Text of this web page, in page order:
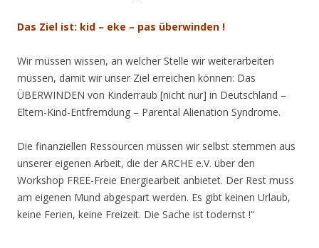
Das Ziel ist: kid – eke – pas überwinden !
Wir müssen wissen, an welcher Stelle wir weiterarbeiten
müssen, damit wir unser Ziel erreichen können: Das
ÜBERWINDEN von Kinderraub [nicht nur] in Deutschland –
Eltern-Kind-Entfremdung – Parental Alienation Syndrome.
Die finanziellen Ressourcen müssen wir selbst stemmen aus
unserer eigenen Arbeit, die der ARCHE e.V. über den
Workshop FREE-Freie Energiearbeit anbietet. Der Rest muss
am eigenen Mund abgespart werden. Es gibt keinen Urlaub,
keine Ferien, keine Freizeit. Die Sache ist todernst !“